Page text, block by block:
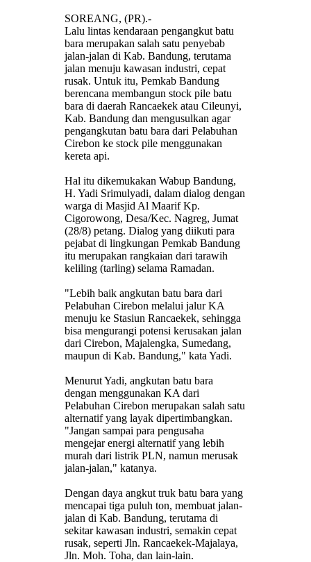
SOREANG, (PR).-
Lalu lintas kendaraan pengangkut batu
bara merupakan salah satu penyebab
jalan-jalan di Kab. Bandung, terutama
jalan menuju kawasan industri, cepat
rusak. Untuk itu, Pemkab Bandung
berencana membangun stock pile batu
bara di daerah Rancaekek atau Cileunyi,
Kab. Bandung dan mengusulkan agar
pengangkutan batu bara dari Pelabuhan
Cirebon ke stock pile menggunakan
kereta api.
Hal itu dikemukakan Wabup Bandung,
H. Yadi Srimulyadi, dalam dialog dengan
warga di Masjid Al Maarif Kp.
Cigorowong, Desa/Kec. Nagreg, Jumat
(28/8) petang. Dialog yang diikuti para
pejabat di lingkungan Pemkab Bandung
itu merupakan rangkaian dari tarawih
keliling (tarling) selama Ramadan.
"Lebih baik angkutan batu bara dari
Pelabuhan Cirebon melalui jalur KA
menuju ke Stasiun Rancaekek, sehingga
bisa mengurangi potensi kerusakan jalan
dari Cirebon, Majalengka, Sumedang,
maupun di Kab. Bandung," kata Yadi.
Menurut Yadi, angkutan batu bara
dengan menggunakan KA dari
Pelabuhan Cirebon merupakan salah satu
alternatif yang layak dipertimbangkan.
"Jangan sampai para pengusaha
mengejar energi alternatif yang lebih
murah dari listrik PLN, namun merusak
jalan-jalan," katanya.
Dengan daya angkut truk batu bara yang
mencapai tiga puluh ton, membuat jalan-
jalan di Kab. Bandung, terutama di
sekitar kawasan industri, semakin cepat
rusak, seperti Jln. Rancaekek-Majalaya,
Jln. Moh. Toha, dan lain-lain.